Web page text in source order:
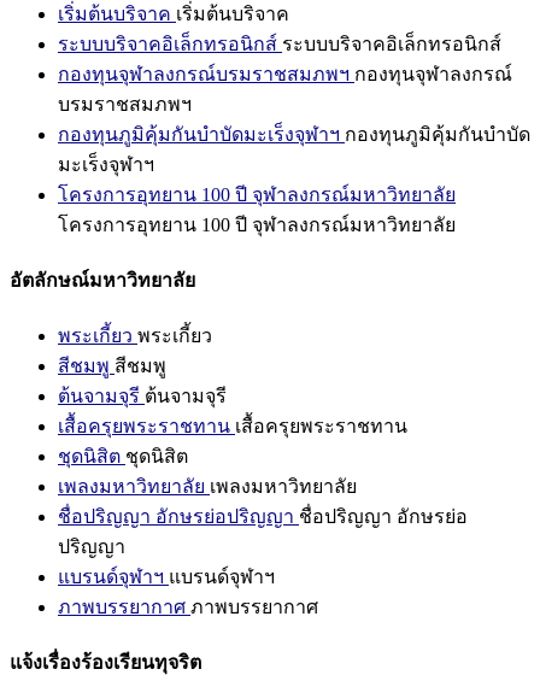
เริ่มต้นบริจาค เริ่มต้นบริจาค
ระบบบริจาคอิเล็กทรอนิกส์ ระบบบริจาคอิเล็กทรอนิกส์
กองทุนจุฬาลงกรณ์บรมราชสมภพฯ กองทุนจุฬาลงกรณ์
บรมราชสมภพฯ
กองทุนภูมิคุ้มกันบำบัดมะเร็งจุฬาฯ กองทุนภูมิคุ้มกันบำบัด
มะเร็งจุฬาฯ
โครงการอุทยาน 100 ปี จุฬาลงกรณ์มหาวิทยาลัย
โครงการอุทยาน 100 ปี จุฬาลงกรณ์มหาวิทยาลัย
อัตลักษณ์มหาวิทยาลัย
พระเกี้ยว พระเกี้ยว
สีชมพู สีชมพู
ต้นจามจุรี ต้นจามจุรี
เสื้อครุยพระราชทาน เสื้อครุยพระราชทาน
ชุดนิสิต ชุดนิสิต
เพลงมหาวิทยาลัย เพลงมหาวิทยาลัย
ชื่อปริญญา อักษรย่อปริญญา ชื่อปริญญา อักษรย่อ
ปริญญา
แบรนด์จุฬาฯ แบรนด์จุฬาฯ
ภาพบรรยากาศ ภาพบรรยากาศ
แจ้งเรื่องร้องเรียนทุจริต